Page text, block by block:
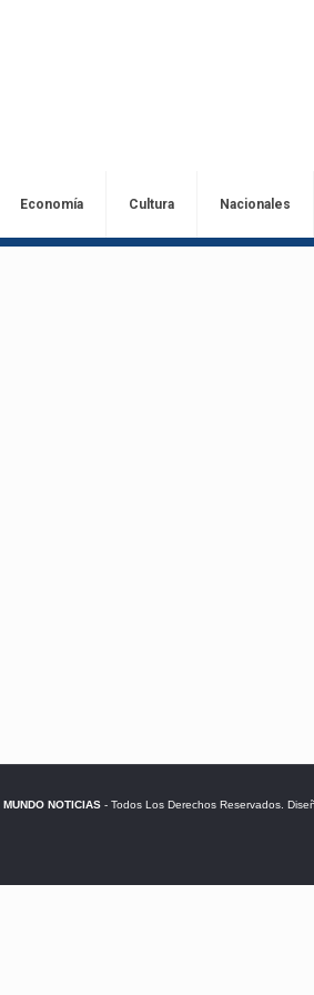
Economía Cultura Nacionales
MUNDO NOTICIAS- Todos Los Derechos Reservados.